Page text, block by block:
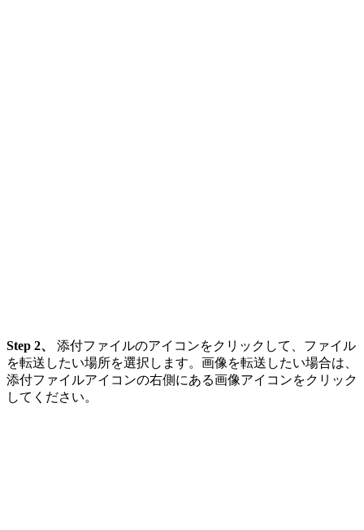
Step 2、 添付ファイルのアイコンをクリックして、ファイル
を転送したい場所を選択します。画像を転送したい場合は、
添付ファイルアイコンの右側にある画像アイコンをクリック
してください。